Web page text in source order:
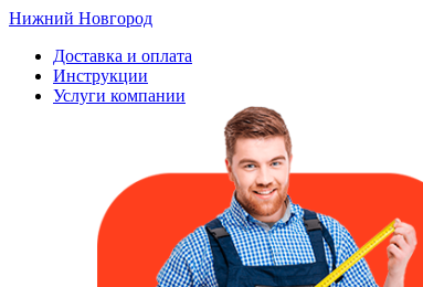
Нижний Новгород
Доставка и оплата
Инструкции
Услуги компании